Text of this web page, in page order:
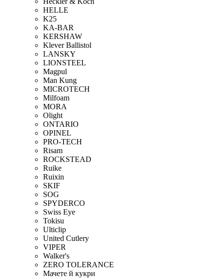
HELLE
K25
KA-BAR
KERSHAW
Klever Ballistol
LANSKY
LIONSTEEL
Magpul
Man Kung
MICROTECH
Milfoam
MORA
Olight
ONTARIO
OPINEL
PRO-TECH
Risam
ROCKSTEAD
Ruike
Ruixin
SKIF
SOG
SPYDERCO
Swiss Eye
Tokisu
Ulticlip
United Cutlery
VIPER
Walker's
ZERO TOLERANCE
Мачете й кукри